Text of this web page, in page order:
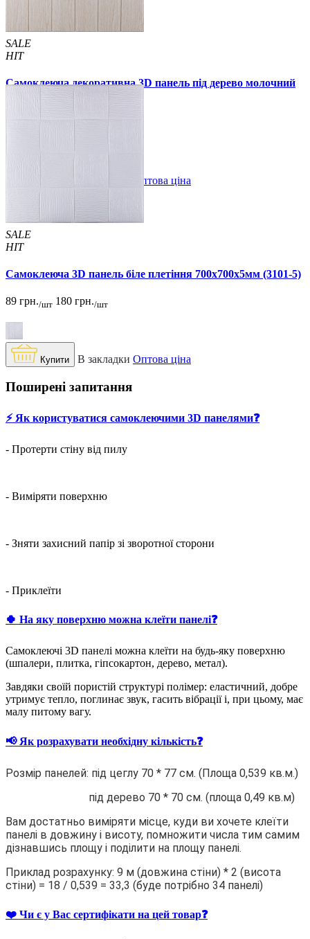
SALE
HIT
Самоклеюча декоративна 3D панель під дерево молочний
дуб 700x700x5мм
160 грн.
Оптова ціна
SALE
HIT
Самоклеюча 3D панель біле плетіння 700x700x5мм (3101-5)
89 грн./шт 180 грн./шт
Купити В закладки Оптова ціна
Поширені запитання
⚡️ Як користуватися самоклеючими 3D панелями❓
- Протерти стіну від пилу
- Виміряти поверхню
- Зняти захисний папір зі зворотної сторони
- Приклеїти
🍀 На яку поверхню можна клеїти панелі❓
Самоклеючі 3D панелі можна клеїти на будь-яку поверхню
(шпалери, плитка, гіпсокартон, дерево, метал).
Завдяки своїй пористій структурі полімер: еластичний, добре
утримує тепло, поглинає звук, гасить вібрації і, при цьому, має
малу питому вагу.
📢 Як розрахувати необхідну кількість❓
Розмір панелей: під цеглу 70 * 77 см. (Площа 0,539 кв.м.)
під дерево 70 * 70 см. (площа 0,49 кв.м)
Вам достатньо виміряти місце, куди ви хочете клеїти
панелі в довжину і висоту, помножити числа тим самим
дізнавшись площу і поділити на площу панелі.
Приклад розрахунку: 9 м (довжина стіни) * 2 (висота
стіни) = 18 / 0,539 = 33,3 (буде потрібно 34 панелі)
❤️ Чи є у Вас сертифікати на цей товар❓